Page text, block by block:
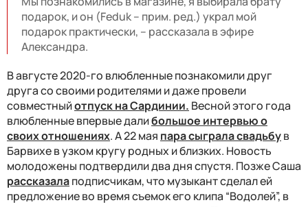
подарок, и он (Feduk – прим. ред.) украл мой
подарок практически, – рассказала в эфире
Александра.
В августе 2020-го влюбленные познакомили друг
друга со своими родителями и даже провели
совместныйотпуск на Сардинии. Весной этого года
влюбленные впервые далибольшое интервью о
своих отношениях. А 22 мая пара сыграла свадьбув
Барвихе в узком кругу родных и близких. Новость
молодожены подтвердили два дня спустя. Позже Саша
рассказалаподписчикам, что музыкант сделал ей
предложение во время съемок его клипа “Водолей”, в